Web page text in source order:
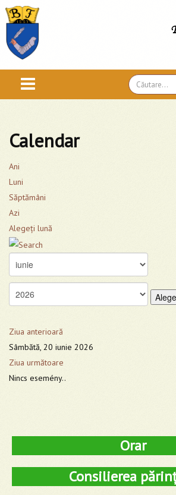
Căutare
...
Calendar
Ani
Luni
Săptămâni
Azi
Alegeţi lună
Ziua anterioară
Sâmbătă, 20 iunie 2026
Ziua următoare
Nincs esemény..
Orar
Consilierea